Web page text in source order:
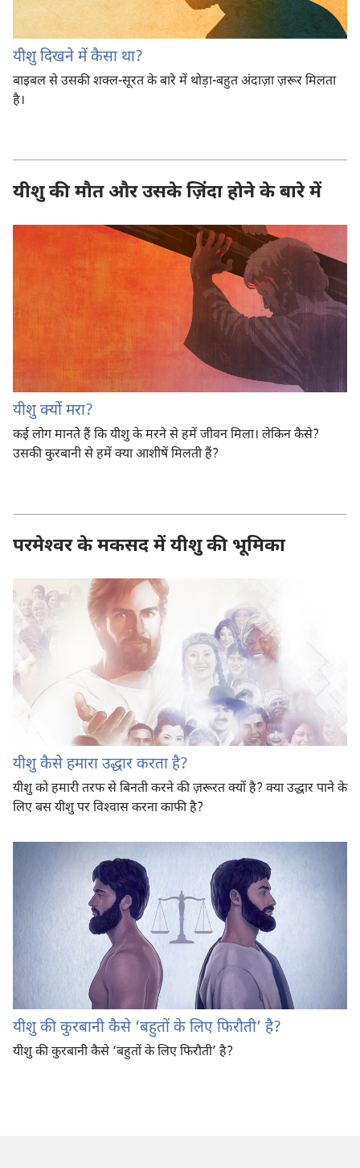
यीशु दिखने में कैसा था?
बाइबल से उसकी शक्ल-सूरत के बारे में थोड़ा-बहुत अंदाज़ा ज़रूर मिलता
है।
यीशु की मौत और उसके ज़िंदा होने के बारे में
यीशु क्यों मरा?
कई लोग मानते हैं कि यीशु के मरने से हमें जीवन मिला। लेकिन कैसे?
उसकी कुरबानी से हमें क्या आशीषें मिलती हैं?
परमेश्‍वर के मकसद में यीशु की भूमिका
यीशु कैसे हमारा उद्धार करता है?
यीशु को हमारी तरफ से बिनती करने की ज़रूरत क्यों है? क्या उद्धार पाने के
लिए बस यीशु पर विश्‍वास करना काफी है?
यीशु की कुरबानी कैसे ‘बहुतों के लिए फिरौती’ है?
यीशु की कुरबानी कैसे ‘बहुतों के लिए फिरौती’ है?